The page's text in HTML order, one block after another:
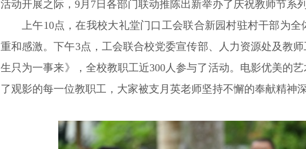
活动开展之际，9月7日各部门联动推陈出新举办了庆祝教师节系
上午10点，在我校大礼堂门口工会联合新园村驻村干部为
重和感激。下午3点，工会联合校党委宣传部、人力资源处及教
生只为一事来》，全校教职工近300人参与了活动。电影优美的
了观影的每一位教职工，大家被支月英老师坚持不懈的奉献精神